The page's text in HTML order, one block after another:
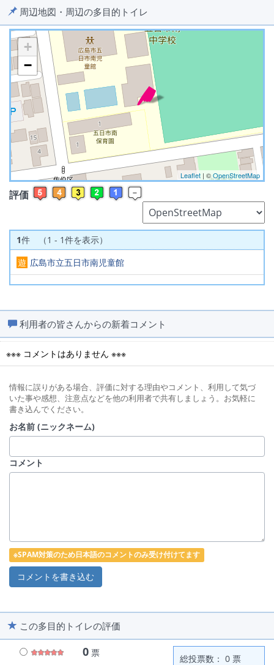
周辺地図・周辺の多目的トイレ
※ マップを検索、表示中です ※
+
−
Leaflet | ©OpenStreetMap
評価
1件 （1 - 1件を表示）
遊 広島市立五日市南児童館
利用者の皆さんからの新着コメント
※※※ コメントはありません ※※※
情報に誤りがある場合、評価に対する理由やコメント、利用して気づ
いた事や感想、注意点などを他の利用者で共有しましょう。お気軽に
書き込んでください。
お名前 (ニックネーム)
コメント
※SPAM対策のため日本語のコメントのみ受け付けてます
この多目的トイレの評価
0 票
総投票数： 0 票